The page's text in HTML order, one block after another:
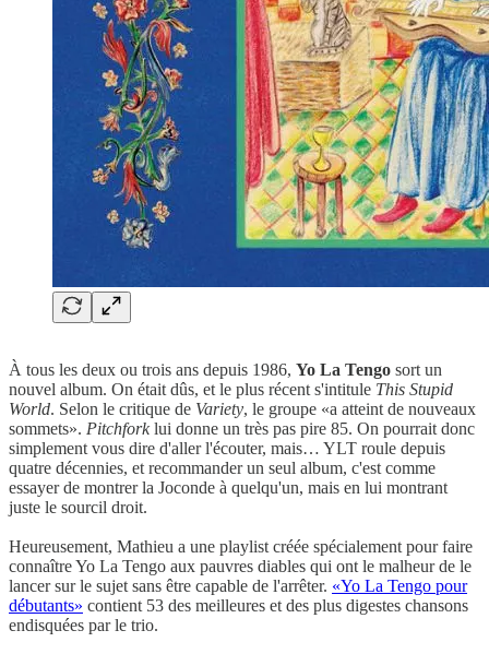
À tous les deux ou trois ans depuis 1986, Yo La Tengo sort un
nouvel album. On était dûs, et le plus récent s'intitule This Stupid
World. Selon le critique de Variety, le groupe «a atteint de nouveaux
sommets». Pitchforklui donne un très pas pire 85. On pourrait donc
simplement vous dire d'aller l'écouter, mais… YLT roule depuis
quatre décennies, et recommander un seul album, c'est comme
essayer de montrer la Joconde à quelqu'un, mais en lui montrant
juste le sourcil droit.
Heureusement, Mathieu a une playlist créée spécialement pour faire
connaître Yo La Tengo aux pauvres diables qui ont le malheur de le
lancer sur le sujet sans être capable de l'arrêter. «Yo La Tengo pour
débutants» contient 53 des meilleures et des plus digestes chansons
endisquées par le trio.